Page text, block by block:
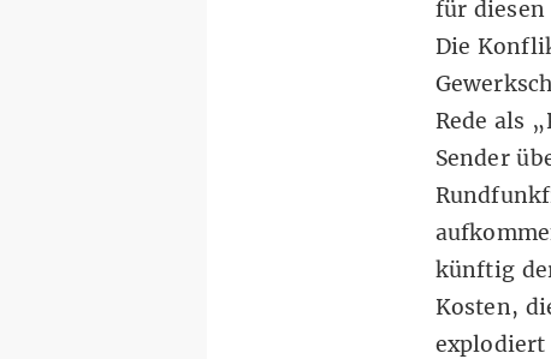
für diesen
Die
Rede als
Sender
künftig
Kosten,
explodiert